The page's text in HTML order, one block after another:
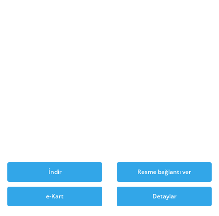
İndir Resme bağlantı ver
e-Kart Detaylar